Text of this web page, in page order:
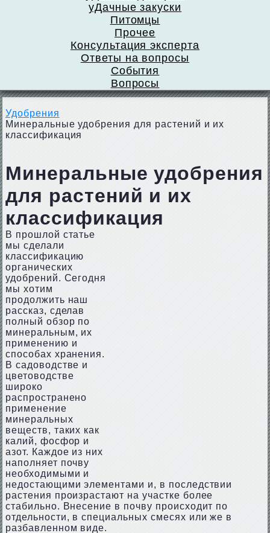
уДачные закуски
Питомцы
Прочее
Консультация эксперта
Ответы на вопросы
События
Вопросы
Удобрения
Минеральные удобрения для растений и их
классификация
Минеральные удобрения
для растений и их
классификация
В прошлой статье
мы сделали
классификацию
органических
удобрений. Сегодня
мы хотим
продолжить наш
рассказ, сделав
полный обзор по
минеральным, их
применению и
способах хранения.
В садоводстве и
цветоводстве
широко
распространено
применение
минеральных
веществ, таких как
калий, фосфор и
азот. Каждое из них
наполняет почву
необходимыми и
недостающими элементами и, в последствии
растения произрастают на участке более
стабильно. Внесение в почву происходит по
отдельности, в специальных смесях или же в
разбавленном виде.